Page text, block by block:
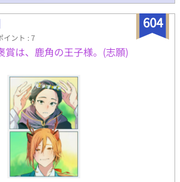
選ぶ異世界オメガバース物語。
604
イント : 7
賞は、鹿角の王子様。(志願)